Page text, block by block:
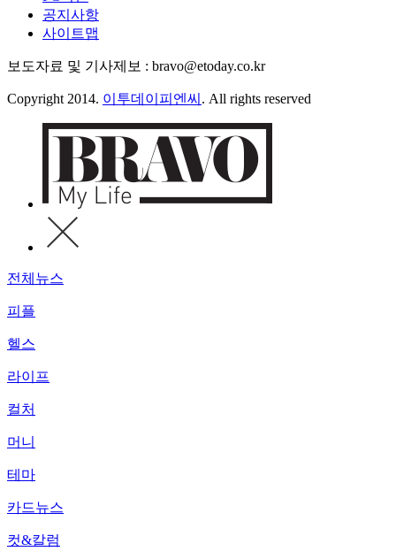
공지사항
사이트맵
보도자료 및 기사제보 : bravo@etoday.co.kr
Copyright 2014. 이투데이피엔씨 . All rights reserved
전체뉴스
피플
헬스
라이프
컬처
머니
테마
카드뉴스
컷&칼럼